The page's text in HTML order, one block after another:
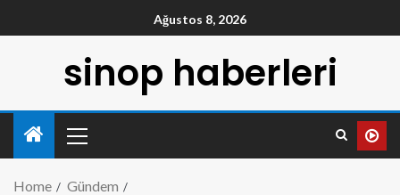
Ağustos 8, 2026
sinop haberleri
Home
Gündem